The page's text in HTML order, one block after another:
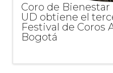
Coro de
UD obtiene el
Festival de Coros
Bogotá